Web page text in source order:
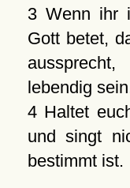
3 Wenn ihr
Gott betet,
lebendig
4 Haltet
und singt
bestimmt ist.